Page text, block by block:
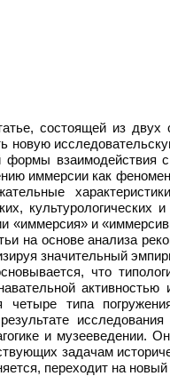
состоящей из двух
новую
формы взаимодействия
иммерсии как
«иммерсия» и
на основе анализа
значительный
что
четыре типа
и музееведении.
задачам
переходит на